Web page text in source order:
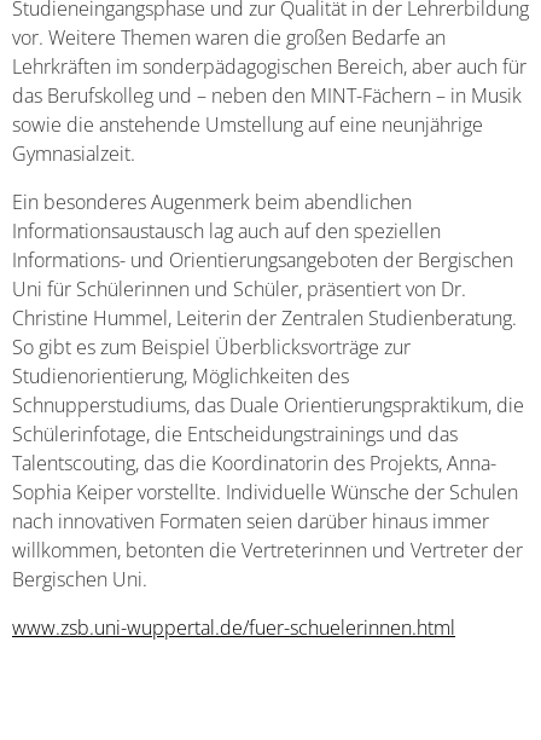
Studieneingangsphase und zur Qualität in der Lehrerbildung
vor. Weitere Themen waren die großen Bedarfe an
Lehrkräften im sonderpädagogischen Bereich, aber auch für
das Berufskolleg und – neben den MINT-Fächern – in Musik
sowie die anstehende Umstellung auf eine neunjährige
Gymnasialzeit.
Ein besonderes Augenmerk beim abendlichen
Informationsaustausch lag auch auf den speziellen
Informations- und Orientierungsangeboten der Bergischen
Uni für Schülerinnen und Schüler, präsentiert von Dr.
Christine Hummel, Leiterin der Zentralen Studienberatung.
So gibt es zum Beispiel Überblicksvorträge zur
Studienorientierung, Möglichkeiten des
Schnupperstudiums, das Duale Orientierungspraktikum, die
Schülerinfotage, die Entscheidungstrainings und das
Talentscouting, das die Koordinatorin des Projekts, Anna-
Sophia Keiper vorstellte. Individuelle Wünsche der Schulen
nach innovativen Formaten seien darüber hinaus immer
willkommen, betonten die Vertreterinnen und Vertreter der
Bergischen Uni.
www.zsb.uni-wuppertal.de/fuer-schuelerinnen.html